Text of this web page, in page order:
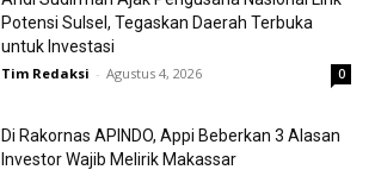
Potensi Sulsel, Tegaskan Daerah Terbuka
untuk Investasi
Tim Redaksi - Agustus 4, 2026 0
Di Rakornas APINDO, Appi Beberkan 3 Alasan
Investor Wajib Melirik Makassar